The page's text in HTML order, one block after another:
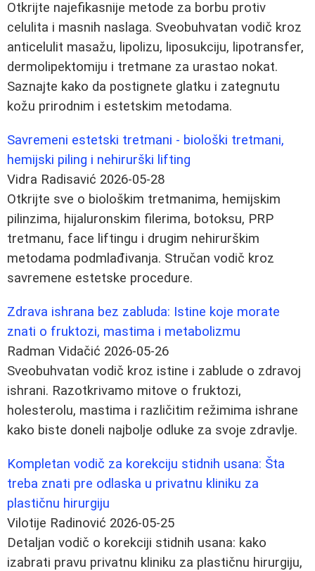
Otkrijte najefikasnije metode za borbu protiv
celulita i masnih naslaga. Sveobuhvatan vodič kroz
anticelulit masažu, lipolizu, liposukciju, lipotransfer,
dermolipektomiju i tretmane za urastao nokat.
Saznajte kako da postignete glatku i zategnutu
kožu prirodnim i estetskim metodama.
Savremeni estetski tretmani - biološki tretmani,
hemijski piling i nehirurški lifting
Vidra Radisavić 2026-05-28
Otkrijte sve o biološkim tretmanima, hemijskim
pilinzima, hijaluronskim filerima, botoksu, PRP
tretmanu, face liftingu i drugim nehirurškim
metodama podmlađivanja. Stručan vodič kroz
savremene estetske procedure.
Zdrava ishrana bez zabluda: Istine koje morate
znati o fruktozi, mastima i metabolizmu
Radman Vidačić 2026-05-26
Sveobuhvatan vodič kroz istine i zablude o zdravoj
ishrani. Razotkrivamo mitove o fruktozi,
holesterolu, mastima i različitim režimima ishrane
kako biste doneli najbolje odluke za svoje zdravlje.
Kompletan vodič za korekciju stidnih usana: Šta
treba znati pre odlaska u privatnu kliniku za
plastičnu hirurgiju
Vilotije Radinović 2026-05-25
Detaljan vodič o korekciji stidnih usana: kako
izabrati pravu privatnu kliniku za plastičnu hirurgiju,